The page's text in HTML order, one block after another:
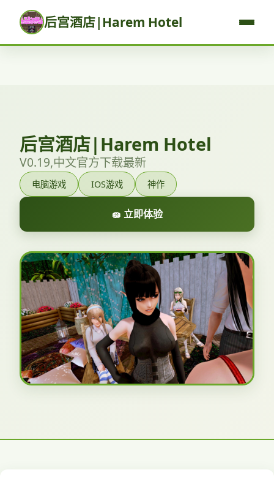
后宫酒店|Harem Hotel
后宫酒店|Harem Hotel
V0.19,中文官方下载最新
电脑游戏 IOS游戏 神作
🧽 立即体验